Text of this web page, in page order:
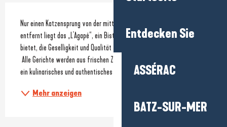
Entdecken Sie
ASSÉRAC
BATZ-SUR-MER
Beschreibung
Nur einen Katzensprung von der mittelalterlichen Stadt Guérande
entfernt liegt das „L'Agapé“, ein Bistro, das eine „bistronomische“ Küche
bietet, die Geselligkeit und Qualität vereint.
ein kulinarisches und authentisches Erlebnis...
Mehr anzeigen